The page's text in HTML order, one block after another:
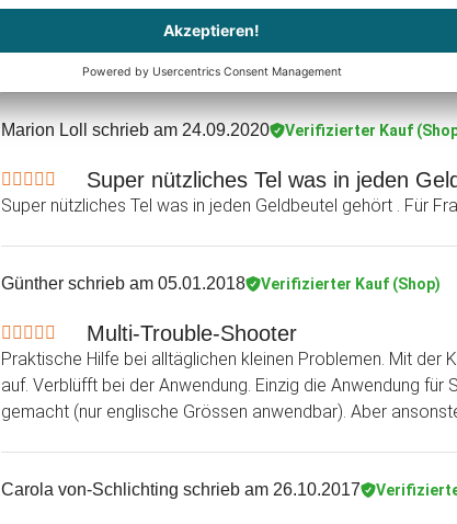
Funktionell aussergewöhnlich
Marion Loll schrieb am 24.09.2020 Verifizierter Kauf
Super nützliches Tel was in jeden
Super nützliches Tel was in jeden Geldbeutel gehört . Für
Günther schrieb am 05.01.2018 Verifizierter Kauf (Shop)
Multi-Trouble-Shooter
Praktische Hilfe bei alltäglichen kleinen Problemen. Mit
auf. Verblüfft bei der Anwendung. Einzig die Anwendung
gemacht (nur englische Grössen anwendbar). Aber
Carola von-Schlichting schrieb am 26.10.2017